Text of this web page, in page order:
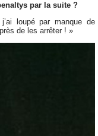
par la suite ?
loupé par manque de
de les arrêter ! »